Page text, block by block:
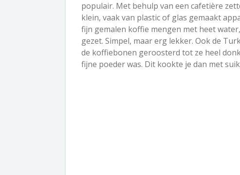
populair. Met behulp van een cafetière
klein, vaak van plastic of glas gemaakt
fijn gemalen koffie mengen met heet
gezet. Simpel, maar erg lekker. Ook de
de koffiebonen geroosterd tot ze heel
fijne poeder was. Dit kookte je dan met